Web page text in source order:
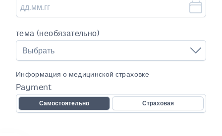
тема (необязательно)
Выбрать
Информация о медицинской страховке
Payment
Самостоятельно Страховая